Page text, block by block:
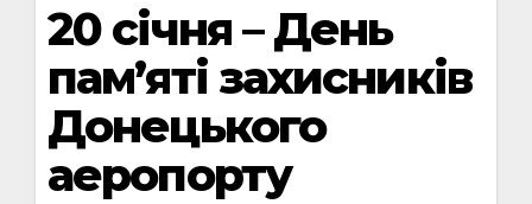
20 січня – День
пам’яті захисників
Донецького
аеропорту